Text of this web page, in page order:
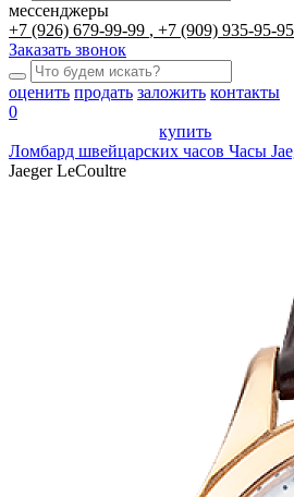
мессенджеры
+7 (926) 679-99-99
+7 (909) 935-95-95
Заказать звонок
оценить продать заложить контакты
0
купить
Ломбард швейцарских часов Часы
Jaeger LeCoultre